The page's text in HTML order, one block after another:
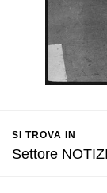
SI TROVA IN
Settore